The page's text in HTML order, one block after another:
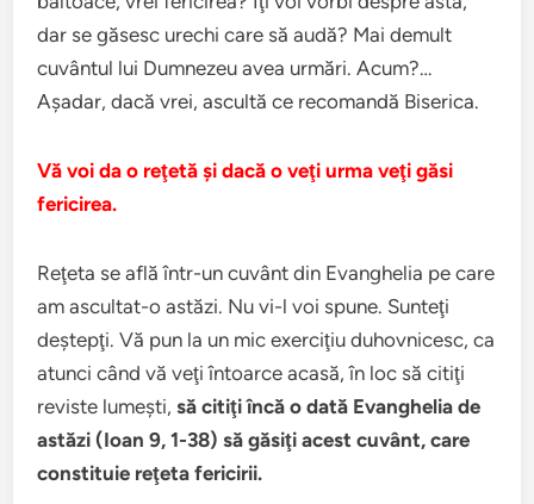
dar se găsesc urechi care să audă? Mai demult
cuvântul lui Dumnezeu avea urmări. Acum?…
Aşadar, dacă vrei, ascultă ce recomandă Biserica.
Vă voi da o reţetă şi dacă o veţi urma veţi găsi
fericirea.
Reţeta se află într-un cuvânt din Evanghelia pe care
am ascultat-o astăzi. Nu vi-l voi spune. Sunteţi
deştepţi. Vă pun la un mic exerciţiu duhovnicesc, ca
atunci când vă veţi întoarce acasă, în loc să citiţi
reviste lumeşti,să citiţi încă o dată Evanghelia de
astăzi (Ioan 9, 1-38) să găsiţi acest cuvânt, care
constituie reţeta fericirii.